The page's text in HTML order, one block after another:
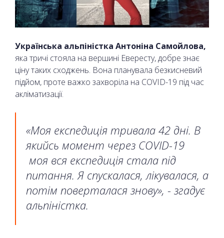
Українська альпіністка Антоніна Самойлова,
яка тричі стояла на вершині Евересту, добре знає
ціну таких сходжень. Вона планувала безкисневий
підйом, проте важко захворіла на COVID-19 під час
акліматизації.
«Моя експедиція тривала 42 дні. В
якийсь момент через COVID-19
моя вся експедиція стала під
питання. Я спускалася, лікувалася, а
потім поверталася знову», - згадує
альпіністка.